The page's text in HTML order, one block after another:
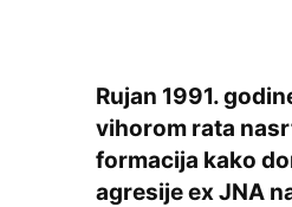
Rujan 1991.
vihorom rata
formacija kako
agresije ex JNA